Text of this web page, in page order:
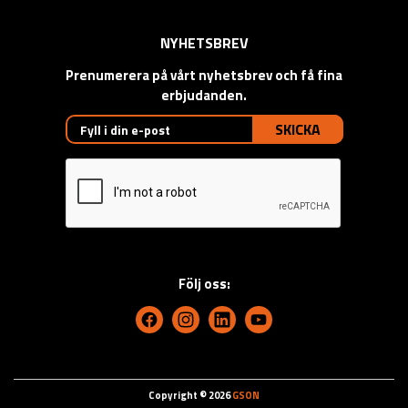
NYHETSBREV
Prenumerera på vårt nyhetsbrev och få fina
erbjudanden.
SKICKA
Följ oss:
Copyright © 2026GSON